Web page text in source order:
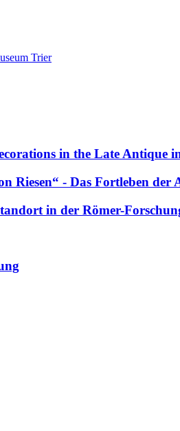
Trier
in the Late Antique
Riesen“ - Das Fortleben
in der Römer-